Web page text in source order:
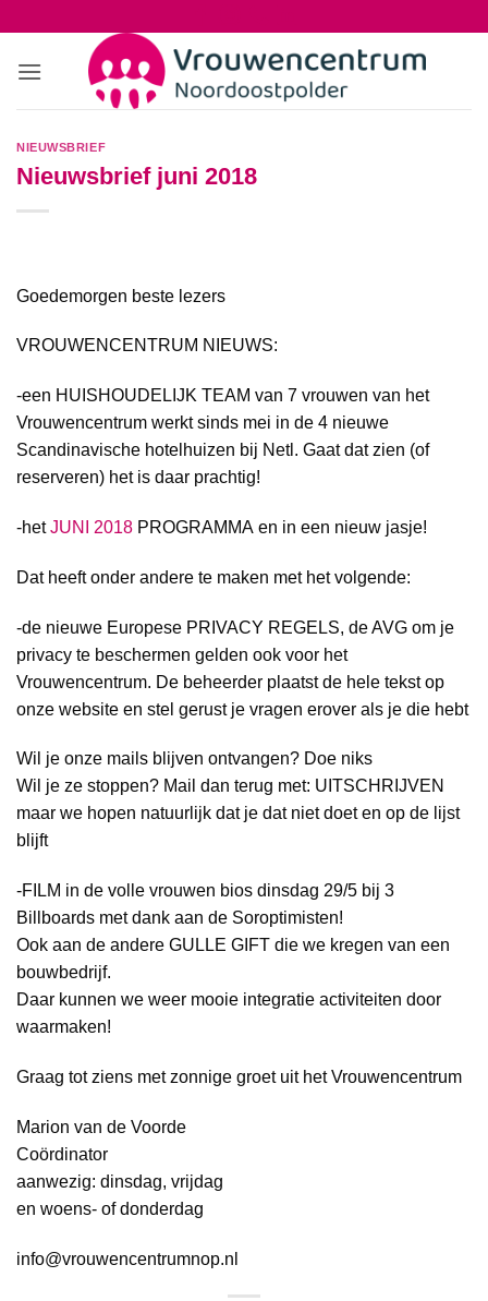
inhoud
NIEUWSBRIEF
Nieuwsbrief juni 2018
Goedemorgen beste lezers
VROUWENCENTRUM NIEUWS:
-een HUISHOUDELIJK TEAM van 7 vrouwen van het
Vrouwencentrum werkt sinds mei in de 4 nieuwe
Scandinavische hotelhuizen bij Netl. Gaat dat zien (of
reserveren) het is daar prachtig!
-hetJUNI 2018 PROGRAMMA en in een nieuw jasje!
Dat heeft onder andere te maken met het volgende:
-de nieuwe Europese PRIVACY REGELS, de AVG om je
privacy te beschermen gelden ook voor het
Vrouwencentrum. De beheerder plaatst de hele tekst op
onze website en stel gerust je vragen erover als je die hebt
Wil je onze mails blijven ontvangen? Doe niks
Wil je ze stoppen? Mail dan terug met: UITSCHRIJVEN
maar we hopen natuurlijk dat je dat niet doet en op de lijst
blijft
-FILM in de volle vrouwen bios dinsdag 29/5 bij 3
Billboards met dank aan de Soroptimisten!
Ook aan de andere GULLE GIFT die we kregen van een
bouwbedrijf.
Daar kunnen we weer mooie integratie activiteiten door
waarmaken!
Graag tot ziens met zonnige groet uit het Vrouwencentrum
Marion van de Voorde
Coördinator
aanwezig: dinsdag, vrijdag
en woens- of donderdag
info@vrouwencentrumnop.nl